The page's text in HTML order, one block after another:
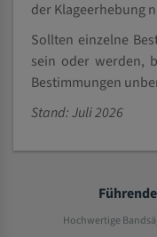
der Klageerhebung
Sollten einzelne
sein oder werden,
Bestimmungen
Stand: Juli 2026
Hochwertige